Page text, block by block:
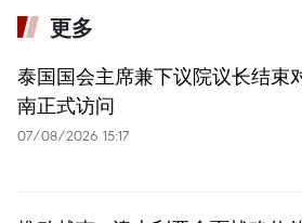
更多
泰国国会主席兼下议院议长结束
南正式访问
07/08/2026 15:17